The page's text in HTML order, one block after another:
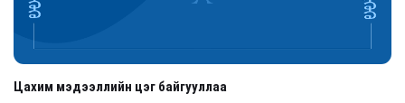
Цахим мэдээллийн цэг байгууллаа